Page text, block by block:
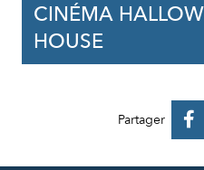
CINÉMA
HOUSE
Partager 